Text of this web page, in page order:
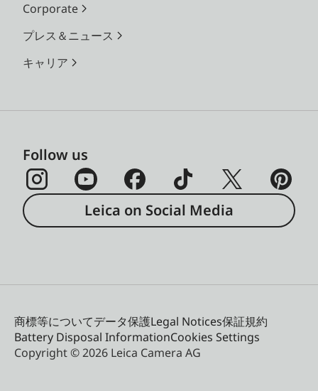
Corporate
プレス＆ニュース
キャリア
Follow us
Leica on Social Media
商標等についてデータ保護Legal Notices保証規約
Battery Disposal InformationCookies Settings
Copyright © 2026 Leica Camera AG